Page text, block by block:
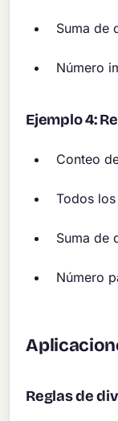
Suma de
Número
Ejemplo 4:
Conteo
Todos
Suma de
Número
Reglas de